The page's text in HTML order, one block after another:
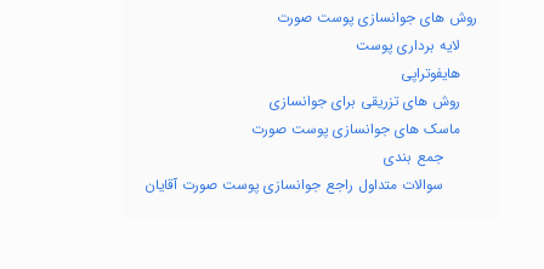
روش های جوانسازی پوست صورت
لایه برداری پوست
هایفوتراپی
روش های تزریقی برای جوانسازی
ماسک های جوانسازی پوست صورت
جمع بندی
سوالات متداول راجع جوانسازی پوست صورت آقایان